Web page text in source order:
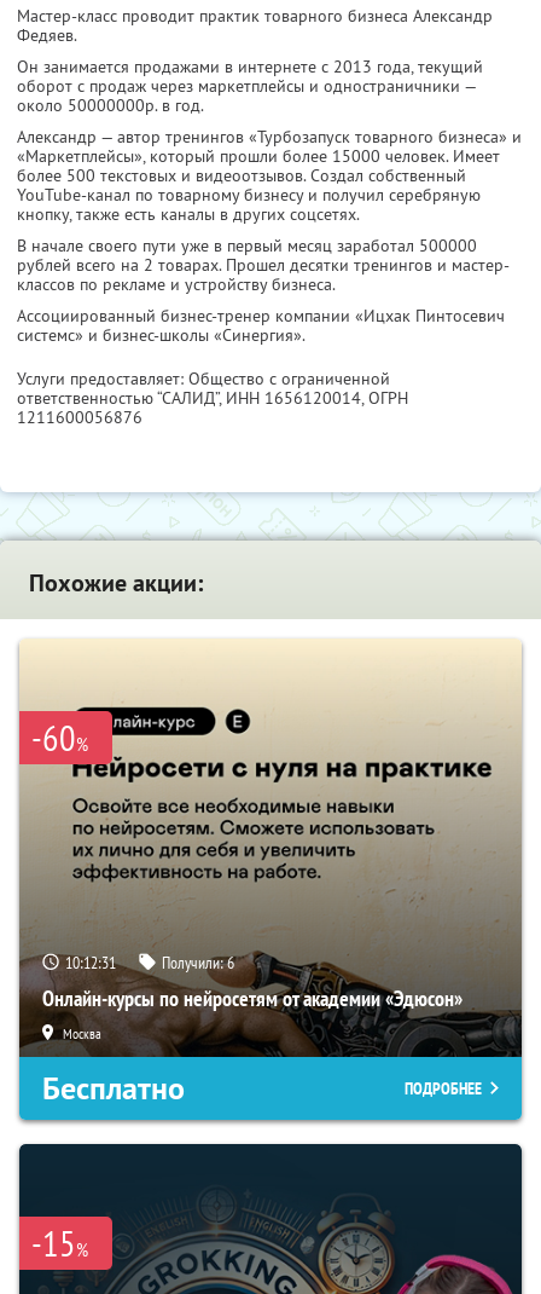
Мастер-класс проводит практик товарного бизнеса Александр
Федяев.
Он занимается продажами в интернете с 2013 года, текущий
оборот с продаж через маркетплейсы и одностраничники —
около 50000000р. в год.
Александр — автор тренингов «Турбозапуск товарного бизнеса» и
«Маркетплейсы», который прошли более 15000 человек. Имеет
более 500 текстовых и видеоотзывов. Создал собственный
YouTube-канал по товарному бизнесу и получил серебряную
кнопку, также есть каналы в других соцсетях.
В начале своего пути уже в первый месяц заработал 500000
рублей всего на 2 товарах. Прошел десятки тренингов и мастер-
классов по рекламе и устройству бизнеса.
Ассоциированный бизнес-тренер компании «Ицхак Пинтосевич
системс» и бизнес-школы «Синергия».
Услуги предоставляет: Общество с ограниченной
ответственностью “САЛИД”, ИНН 1656120014, ОГРН
1211600056876
Похожие акции:
-60%
10:12:30 Получили:6
Онлайн-курсы по нейросетям от академии «Эдюсон»
Москва
Бесплатно ПОДРОБНЕЕ
-15%